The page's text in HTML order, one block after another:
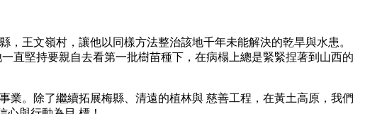
王文嶺村，讓他以同樣方法整治該地千年未能解決的乾旱與水患。
直堅持要親自去看第一批樹苗種下，在病榻上總是緊緊捏著到山西的
。除了繼續拓展梅縣、清遠的植林與 慈善工程，在黃土高原，我們